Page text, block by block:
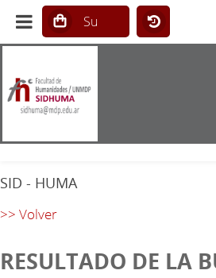
SID - HUMA
>> Volver
RESULTADO DE LA